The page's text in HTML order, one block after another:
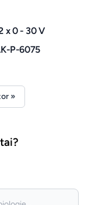
x 0 - 30 V
P-6075
»